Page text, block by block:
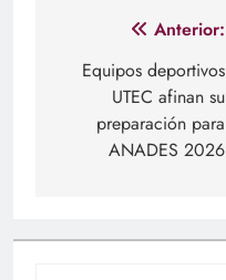
Navegación
de
entradas
Anterior:
Equipos deportivos
UTEC afinan su
preparación para
ANADES 2026